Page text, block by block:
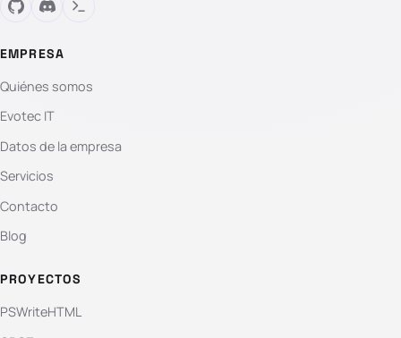
EMPRESA
Quiénes somos
Evotec IT
Datos de la empresa
Servicios
Contacto
Blog
PROYECTOS
PSWriteHTML